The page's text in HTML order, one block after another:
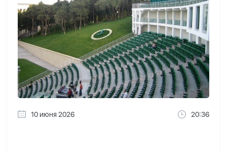
10 июня 2026 20:36